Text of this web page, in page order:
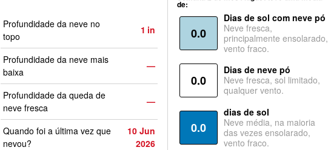
Profundidade da neve no
topo
1 in
Profundidade da neve mais
baixa
—
Profundidade da queda de
neve fresca
—
Quando foi a última vez que
nevou?
10 Jun
2026
de:
0.0
Dias de sol com neve pó
Neve fresca,
principalmente ensolarado,
vento fraco.
0.0
Dias de neve pó
Neve fresca, sol limitado,
qualquer vento.
0.0
dias de sol
Neve média, na maioria
das vezes ensolarado,
vento fraco.